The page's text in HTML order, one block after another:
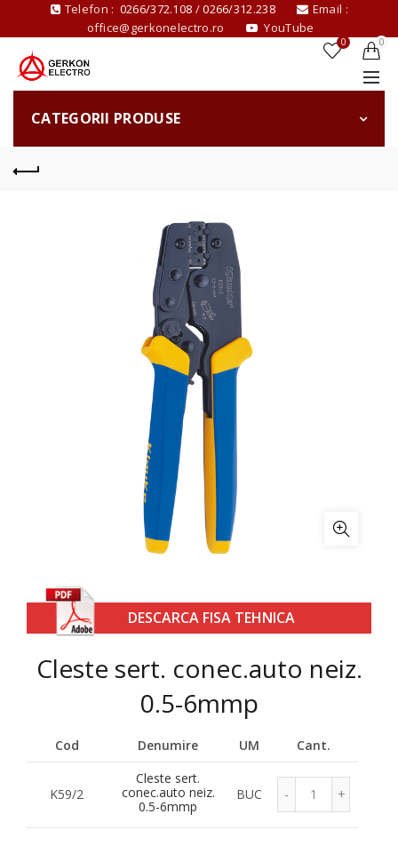
Telefon : 0266/372.108 /0266/312.238
Email :
office@gerkonelectro.ro
YouTube
0 0
CATEGORII PRODUSE
DESCARCA FISA TEHNICA
Cleste sert. conec.auto neiz.
0.5-6mmp
Cod Denumire UM Cant.
K59/2
Cleste sert.
conec.auto neiz.
0.5-6mmp
BUC